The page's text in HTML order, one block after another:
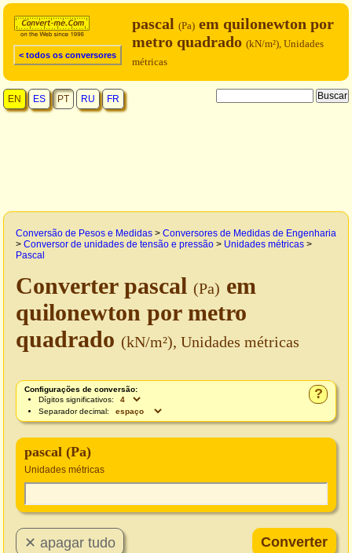
< todos os conversores
pascal (Pa) em quilonewton por
metro quadrado (kN/m²), Unidades
métricas
EN ES PT RU FR
Conversão de Pesos e Medidas > Conversores de Medidas de Engenharia
> Conversor de unidades de tensão e pressão > Unidades métricas >
Pascal
Converter pascal (Pa) em
quilonewton por metro
quadrado (kN/m²), Unidades métricas
?
Configurações de conversão:
Dígitos significativos:
Separador decimal:
pascal (Pa)
Unidades métricas